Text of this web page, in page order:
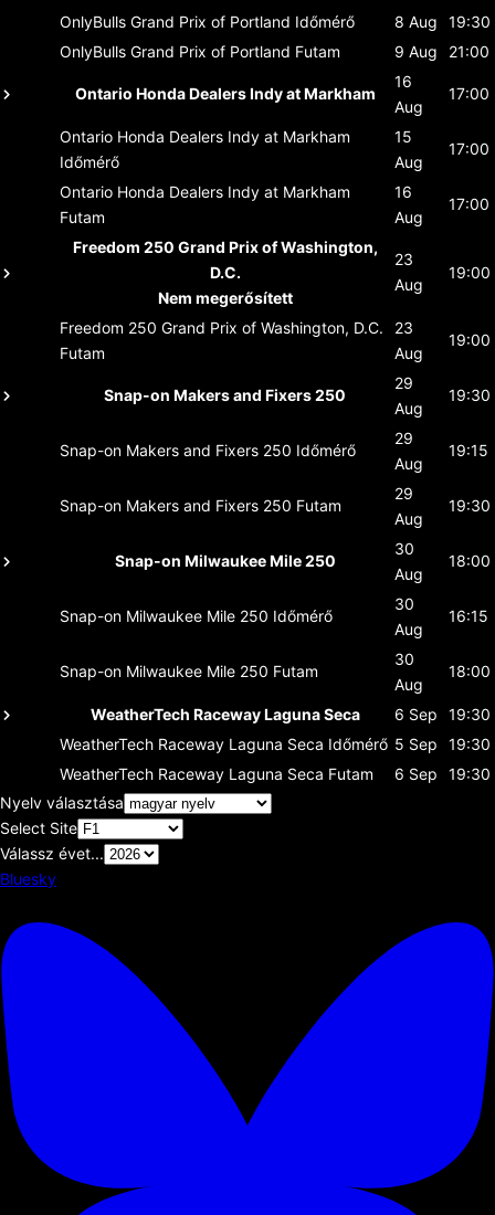
OnlyBulls Grand Prix of Portland Időmérő 8 Aug
19:30
OnlyBulls Grand Prix of Portland Futam 9 Aug 21:00
Ontario Honda Dealers Indy at Markham
16
Aug
17:00
Ontario Honda Dealers Indy at Markham
Időmérő
15
Aug
17:00
Ontario Honda Dealers Indy at Markham
Futam
16
Aug
17:00
Freedom 250 Grand Prix of Washington,
D.C.
Nem megerősített
23
Aug
19:00
Freedom 250 Grand Prix of Washington, D.C.
Futam
23
Aug
19:00
Snap-on Makers and Fixers 250
29
Aug
19:30
Snap-on Makers and Fixers 250 Időmérő
29
Aug
19:15
Snap-on Makers and Fixers 250 Futam
29
Aug
19:30
Snap-on Milwaukee Mile 250
30
Aug
18:00
Snap-on Milwaukee Mile 250 Időmérő
30
Aug
16:15
Snap-on Milwaukee Mile 250 Futam
30
Aug
18:00
WeatherTech Raceway Laguna Seca 6 Sep
19:30
WeatherTech Raceway Laguna Seca Időmérő 5 Sep
19:30
WeatherTech Raceway Laguna Seca Futam 6 Sep
19:30
Nyelv választása
Select Site
Válassz évet...
Bluesky